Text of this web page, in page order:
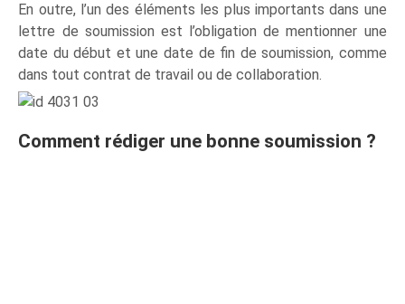
En outre, l’un des éléments les plus importants dans une
lettre de soumission est l’obligation de mentionner une
date du début et une date de fin de soumission, comme
dans tout contrat de travail ou de collaboration.
Comment rédiger une bonne soumission ?